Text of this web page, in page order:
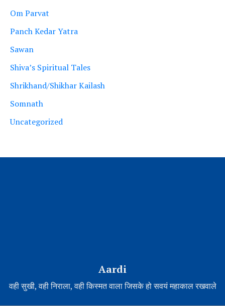
Om Parvat
Panch Kedar Yatra
Sawan
Shiva’s Spiritual Tales
Shrikhand/Shikhar Kailash
Somnath
Uncategorized
Aardi
वही सुखी, वही निराला, वही किस्मत वाला जिसके हो सवयं महाकाल रखवाले